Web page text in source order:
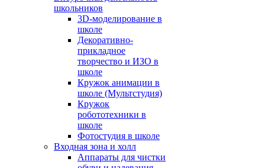
школьников
3D-моделирование в
школе
Декоративно-
прикладное
творчество и ИЗО в
школе
Кружок анимации в
школе (Мультстудия)
Кружок
робототехники в
школе
Фотостудия в школе
Входная зона и холл
Аппараты для чистки